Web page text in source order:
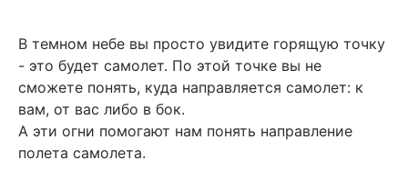
В темном небе вы просто увидите горящую точку
- это будет самолет. По этой точке вы не
сможете понять, куда направляется самолет: к
вам, от вас либо в бок.
А эти огни помогают нам понять направление
полета самолета.